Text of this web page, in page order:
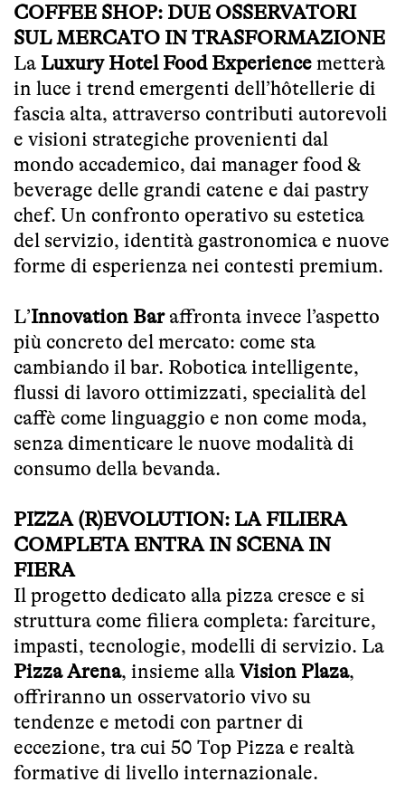
COFFEE SHOP: DUE OSSERVATORI
SUL MERCATO IN TRASFORMAZIONE
La Luxury Hotel Food Experience metterà
in luce i trend emergenti dell’hôtellerie di
fascia alta, attraverso contributi autorevoli
e visioni strategiche provenienti dal
mondo accademico, dai manager food &
beverage delle grandi catene e dai pastry
chef. Un confronto operativo su estetica
del servizio, identità gastronomica e nuove
forme di esperienza nei contesti premium.
L’Innovation Baraffronta invece l’aspetto
più concreto del mercato: come sta
cambiando il bar. Robotica intelligente,
flussi di lavoro ottimizzati, specialità del
caffè come linguaggio e non come moda,
senza dimenticare le nuove modalità di
consumo della bevanda.
PIZZA (R)EVOLUTION: LA FILIERA
COMPLETA ENTRA IN SCENA IN
FIERA
Il progetto dedicato alla pizza cresce e si
struttura come filiera completa: farciture,
impasti, tecnologie, modelli di servizio. La
Pizza Arena, insieme alla Vision Plaza,
offriranno un osservatorio vivo su
tendenze e metodi con partner di
eccezione, tra cui 50 Top Pizza e realtà
formative di livello internazionale.